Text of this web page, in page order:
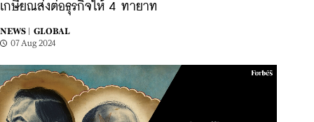
เกษียณส่งต่อธุรกิจให้ 4 ทายาท
NEWS |
GLOBAL
07 Aug 2024